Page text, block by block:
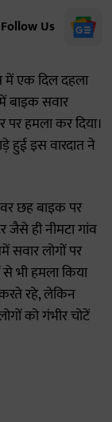
Follow Us
में एक दिल दहला
बाइक सवार
पर हमला कर दिया।
हुई इस वारदात ने
छह बाइक पर
जैसे ही नीमटा गांव
सवार लोगों पर
से भी हमला किया
रहे, लेकिन
को गंभीर चोटें